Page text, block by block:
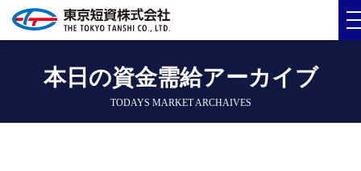
本日の資金需給アーカイブ
TODAYS MARKET ARCHAIVES